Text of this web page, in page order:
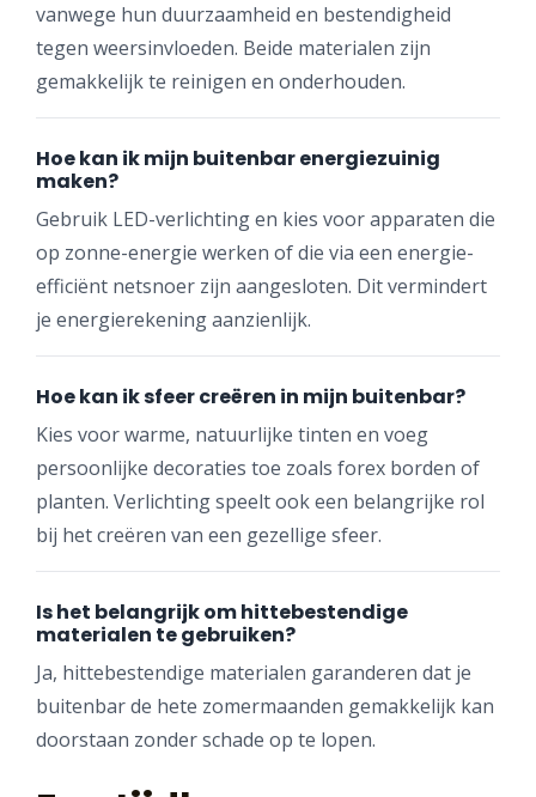
vanwege hun duurzaamheid en bestendigheid
tegen weersinvloeden. Beide materialen zijn
gemakkelijk te reinigen en onderhouden.
Hoe kan ik mijn buitenbar energiezuinig
maken?
Gebruik LED-verlichting en kies voor apparaten die
op zonne-energie werken of die via een energie-
efficiënt netsnoer zijn aangesloten. Dit vermindert
je energierekening aanzienlijk.
Hoe kan ik sfeer creëren in mijn buitenbar?
Kies voor warme, natuurlijke tinten en voeg
persoonlijke decoraties toe zoals forex borden of
planten. Verlichting speelt ook een belangrijke rol
bij het creëren van een gezellige sfeer.
Is het belangrijk om hittebestendige
materialen te gebruiken?
Ja, hittebestendige materialen garanderen dat je
buitenbar de hete zomermaanden gemakkelijk kan
doorstaan zonder schade op te lopen.